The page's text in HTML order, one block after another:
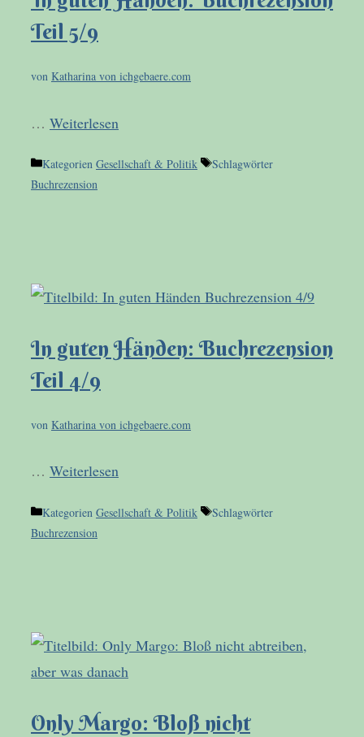
Teil 5/9
von Katharina von ichgebaere.com
… Weiterlesen
Kategorien Gesellschaft & Politik
Schlagwörter
Buchrezension
In guten Händen: Buchrezension
Teil 4/9
von Katharina von ichgebaere.com
… Weiterlesen
Kategorien Gesellschaft & Politik
Schlagwörter
Buchrezension
Only Margo: Bloß nicht